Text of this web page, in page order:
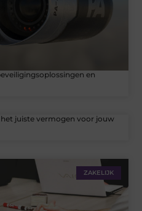
en
juiste vermogen voor jouw
ZAKELIJK